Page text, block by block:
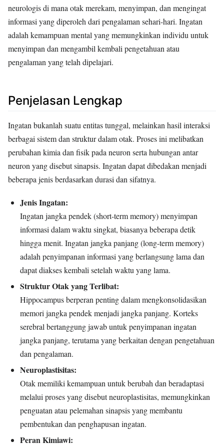
neurologis di mana otak merekam, menyimpan, dan mengingat
informasi yang diperoleh dari pengalaman sehari-hari. Ingatan
adalah kemampuan mental yang memungkinkan individu untuk
menyimpan dan mengambil kembali pengetahuan atau
pengalaman yang telah dipelajari.
Penjelasan Lengkap
Ingatan bukanlah suatu entitas tunggal, melainkan hasil interaksi
berbagai sistem dan struktur dalam otak. Proses ini melibatkan
perubahan kimia dan fisik pada neuron serta hubungan antar
neuron yang disebut sinapsis. Ingatan dapat dibedakan menjadi
beberapa jenis berdasarkan durasi dan sifatnya.
Jenis Ingatan:
Ingatan jangka pendek (short-term memory) menyimpan
informasi dalam waktu singkat, biasanya beberapa detik
hingga menit. Ingatan jangka panjang (long-term memory)
adalah penyimpanan informasi yang berlangsung lama dan
dapat diakses kembali setelah waktu yang lama.
Struktur Otak yang Terlibat:
Hippocampus berperan penting dalam mengkonsolidasikan
memori jangka pendek menjadi jangka panjang. Korteks
serebral bertanggung jawab untuk penyimpanan ingatan
jangka panjang, terutama yang berkaitan dengan pengetahuan
dan pengalaman.
Neuroplastisitas:
Otak memiliki kemampuan untuk berubah dan beradaptasi
melalui proses yang disebut neuroplastisitas, memungkinkan
penguatan atau pelemahan sinapsis yang membantu
pembentukan dan penghapusan ingatan.
Peran Kimiawi: